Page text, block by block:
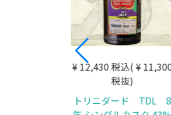
¥ 12,430 税込( ¥ 11,300
税抜)
トリニダード TDL 8